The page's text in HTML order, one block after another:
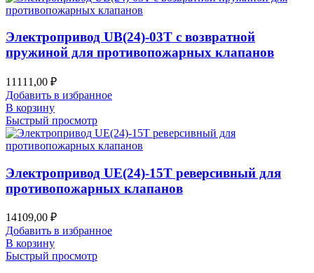
Электропривод UB(24)-03T с возвратной
пружиной для противопожарных клапанов
11111,00 ₽
Добавить в избранное
В корзину
Быстрый просмотр
Электропривод UE(24)-15T реверсивный для
противопожарных клапанов
14109,00 ₽
Добавить в избранное
В корзину
Быстрый просмотр